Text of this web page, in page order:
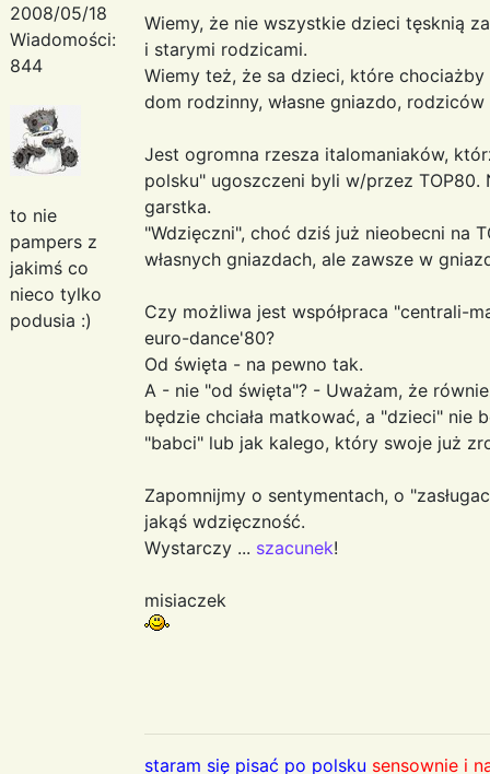
2008/05/18
Wiadomości:
844
to nie
pampers z
jakimś co
nieco tylko
podusia :)
Wiemy, że nie wszystkie dzieci tęsknią
i starymi rodzicami.
Wiemy też, że sa dzieci, które
dom rodzinny, własne gniazdo, rodziców
Jest ogromna rzesza italomaniaków,
polsku" ugoszczeni byli w/przez
garstka.
"Wdzięczni", choć dziś już nieobecni na
własnych gniazdach, ale zawsze w
Czy możliwa jest współpraca "centrali-
euro-dance'80?
Od święta - na pewno tak.
A - nie "od święta"? - Uważam, że
będzie chciała matkować, a "dzieci" nie
"babci" lub jak kalego, który swoje już
Zapomnijmy o sentymentach, o
jakąś wdzięczność.
Wystarczy ... szacunek!
misiaczek
staram się pisać po polsku sensownie i